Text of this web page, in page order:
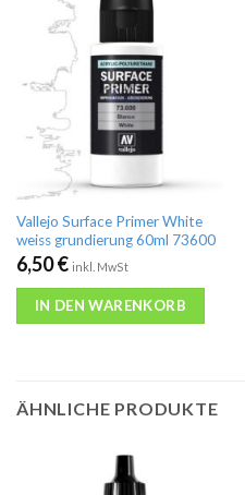
Vallejo Surface Primer White
weiss grundierung 60ml 73600
6,50€ inkl. MwSt
IN DEN WARENKORB
ÄHNLICHE PRODUKTE